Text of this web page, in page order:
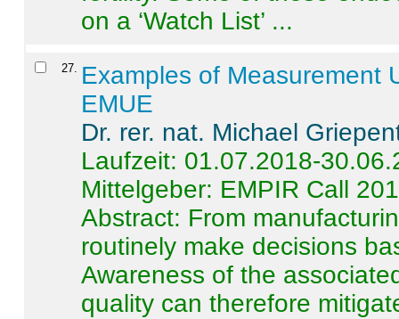
on a ‘Watch List’ ...
27. Examples of Measurement
EMUE
Dr. rer. nat. Michael
Laufzeit: 01.07.2018-
Mittelgeber: EMPIR Call
Abstract: From
routinely make decisions
Awareness of the
quality can therefore